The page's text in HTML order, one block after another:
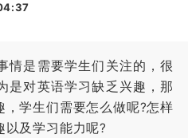
是需要学生们关注的，很
是对英语学习缺乏兴趣，那
学生们需要怎么做呢?怎样
以及学习能力呢?